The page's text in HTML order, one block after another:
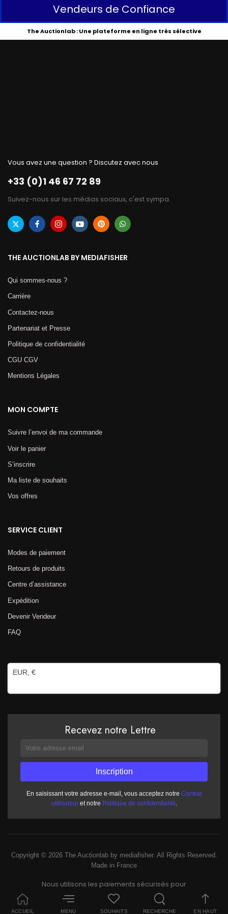
Vendeurs de Confiance
The Auctionlab : Une plateforme en ligne très sélective
Vous avez une question ? Discutez avec nous
+33 (0)1 46 67 72 89
Suivez-nous sur les médias sociaux, c'est sympa.
THE AUCTIONLAB BY MEDIAFISHER
Qui sommes-nous ?
Carrière
Contactez-nous
Partenariat et Presse
Politique de confidentialité
CGU CGV
Mentions Légales​
MON COMPTE
Suivre l’envoi de ma commande
Voir le panier
S’inscrire
Ma liste de souhaits
Vos offres
SERVICE CLIENT
Modes de paiement
Retours de produits
Centre d’assistance
Expédition
Devenir Vendeur
FAQ
EUR, €
Recevez notre Lettre
En saisissant votre adresse e-mail, vous acceptez notre Contrat
utilisateuret notre Politique de confidentialité.
Copyright © 2026 The Auctionlab by mediafisher. All Rights Reserved.
Made in France
Nous utilisons les paiements sécurisés pour
ACCUEIL MENU SOUHAITS RECHERCHE EN HAUT